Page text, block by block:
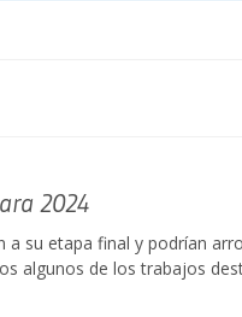
2024
a su etapa final y podrían
algunos de los trabajos